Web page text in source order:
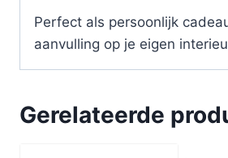
Perfect als persoonlijk
aanvulling op je eigen
Gerelateerde